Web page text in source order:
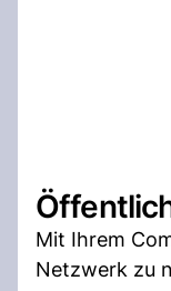
Mit Ihrem
Netzwerk zu